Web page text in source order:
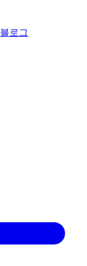
블로그